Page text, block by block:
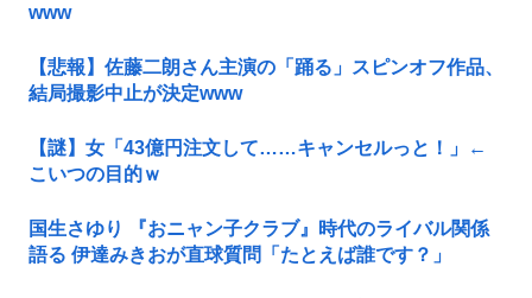
www
【悲報】佐藤二朗さん主演の「踊る」スピンオフ作品、
結局撮影中止が決定www
【謎】女「43億円注文して……キャンセルっと！」←
こいつの目的ｗ
国生さゆり 『おニャン子クラブ』時代のライバル関係
語る 伊達みきおが直球質問「たとえば誰です？」